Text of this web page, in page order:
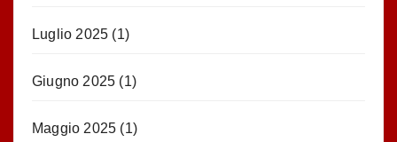
Luglio 2025 (1)
Giugno 2025 (1)
Maggio 2025 (1)